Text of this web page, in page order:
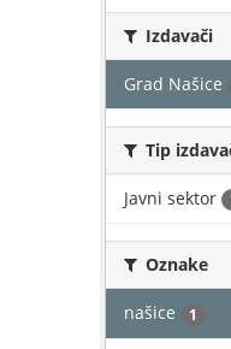
Izdavači
Grad Našice
Tip
Javni sektor
Oznake
našice 1